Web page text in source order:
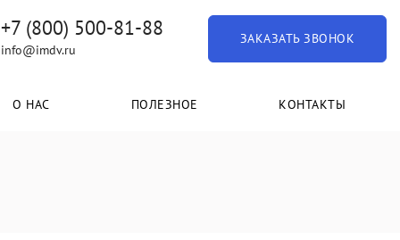
+7 (800) 500-81-88
info@imdv.ru
ЗАКАЗАТЬ ЗВОНОК
О НАС ПОЛЕЗНОЕ КОНТАКТЫ